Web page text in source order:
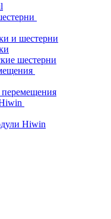
и шестерни
шестерни
Hiwin